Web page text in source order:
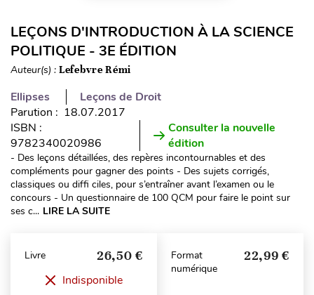
LEÇONS D'INTRODUCTION À LA SCIENCE
POLITIQUE - 3E ÉDITION
Auteur(s) : Lefebvre Rémi
Ellipses
Leçons de Droit
Parution : 18.07.2017
ISBN :
9782340020986
Consulter la nouvelle
édition
- Des leçons détaillées, des repères incontournables et des
compléments pour gagner des points - Des sujets corrigés,
classiques ou diffi ciles, pour s’entraîner avant l’examen ou le
concours - Un questionnaire de 100 QCM pour faire le point sur
ses c... LIRE LA SUITE
Livre 26,50 €
Indisponible
Format
numérique
22,99 €